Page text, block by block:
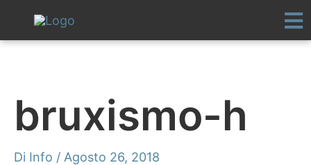
contenuto
bruxismo-h
Di Info / Agosto 26, 2018